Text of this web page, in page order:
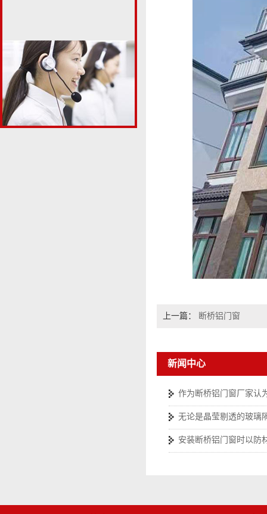
上一篇： 断桥铝门窗
新闻中心
作为断桥铝门窗厂家认
无论是晶莹剔透的玻璃
安装断桥铝门窗时以防